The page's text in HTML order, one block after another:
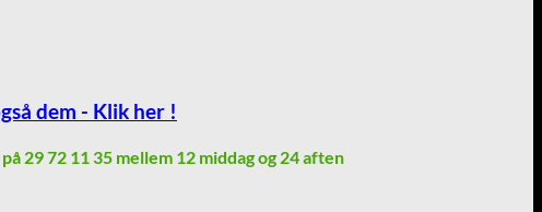
dem - Klik her !
29 72 11 35 mellem 12 middag og 24 aften